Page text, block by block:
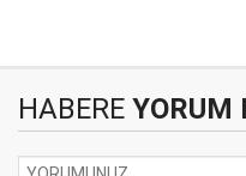
HABERE YORUM